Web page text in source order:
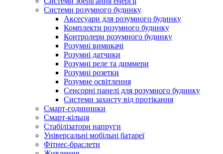
Системи розумного будинку
Аксесуари для розумного будинку
Комплекти розумного будинку
Контролери розумного будинку
Розумні вимикачі
Розумні датчики
Розумні реле та диммери
Розумні розетки
Розумне освітлення
Сенсорні панелі для розумного будинку
Системи захисту від протікання
Смарт-годинники
Смарт-кільця
Стабілізатори напруги
Універсальні мобільні батареї
Фітнес-браслети